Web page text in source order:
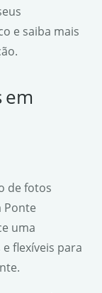
e saiba mais
em
de fotos
Ponte
uma
flexíveis para